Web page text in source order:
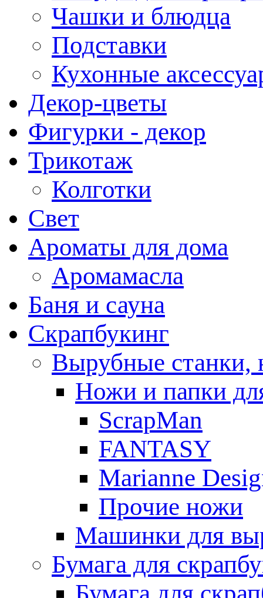
Чашки и блюдца
Подставки
Кухонные
Декор-цветы
Фигурки - декор
Трикотаж
Колготки
Свет
Ароматы для дома
Аромамасла
Баня и сауна
Скрапбукинг
Вырубные станки,
Ножи и папки
ScrapMan
FANTASY
Marianne
Прочие ножи
Машинки для
Бумага для